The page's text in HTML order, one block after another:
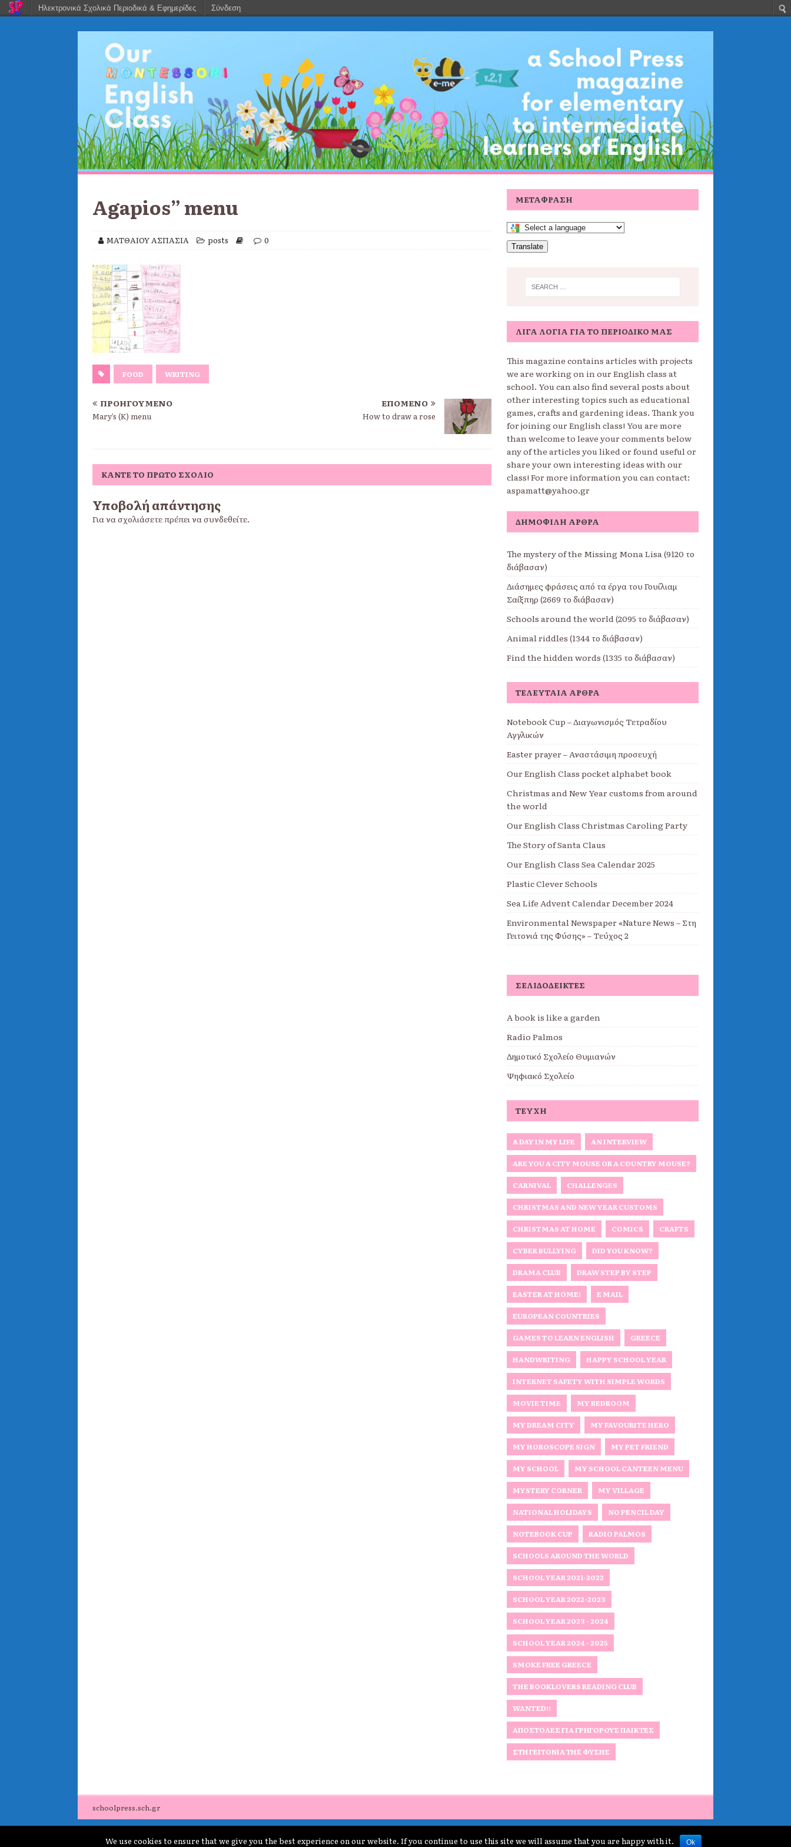
Agapios” menu
ΜΑΤΘΑΙΟΥ ΑΣΠΑΣΙΑ posts 0
FOOD WRITING
ΠΡΟΗΓΟΎΜΕΝΟ
Mary’s (K) menu
ΕΠΌΜΕΝΟ
How to draw a rose
ΚΆΝΤΕ ΤΟ ΠΡΏΤΟ ΣΧΌΛΙΟ
Υποβολή απάντησης
Για να σχολιάσετε πρέπει να συνδεθείτε.
ΜΕΤΆΦΡΑΣΗ
Translate
ΛΊΓΑ ΛΌΓΙΑ ΓΙΑ ΤΟ ΠΕΡΙΟΔΙΚΌ ΜΑΣ
This magazine contains articles with projects
we are working on in our English class at
school. You can also find several posts about
other interesting topics such as educational
games, crafts and gardening ideas. Thank you
for joining our English class! You are more
than welcome to leave your comments below
any of the articles you liked or found useful or
share your own interesting ideas with our
class! For more information you can contact:
aspamatt@yahoo.gr
ΔΗΜΟΦΙΛΉ ΆΡΘΡΑ
The mystery of the Missing Mona Lisa (9120 το
διάβασαν)
Διάσημες φράσεις από τα έργα του Γουίλιαμ
Σαίξπηρ (2669 το διάβασαν)
Schools around the world (2095 το διάβασαν)
Animal riddles (1344 το διάβασαν)
Find the hidden words (1335 το διάβασαν)
ΤΕΛΕΥΤΑΊΑ ΆΡΘΡΑ
Notebook Cup – Διαγωνισμός Τετραδίου
Αγγλικών
Easter prayer – Αναστάσιμη προσευχή
Our English Class pocket alphabet book
Christmas and New Year customs from around
the world
Our English Class Christmas Caroling Party
The Story of Santa Claus
Our English Class Sea Calendar 2025
Plastic Clever Schools
Sea Life Advent Calendar December 2024
Environmental Newspaper «Nature News – Στη
Γειτονιά της Φύσης» – Τεύχος 2
ΣΕΛΙΔΟΔΕΊΚΤΕΣ
A book is like a garden
Radio Palmos
Δημοτικό Σχολείο Θυμιανών
Ψηφιακό Σχολείο
ΤΕΎΧΗ
A DAY IN MY LIFE AN INTERVIEW
ARE YOU A CITY MOUSE OR A COUNTRY MOUSE?
CARNIVAL CHALLENGES
CHRISTMAS AND NEW YEAR CUSTOMS
CHRISTMAS AT HOME COMICS CRAFTS
CYBER BULLYING DID YOU KNOW?
DRAMA CLUB DRAW STEP BY STEP
EASTER AT HOME! E MAIL
EUROPEAN COUNTRIES
GAMES TO LEARN ENGLISH GREECE
HANDWRITING HAPPY SCHOOL YEAR
INTERNET SAFETY WITH SIMPLE WORDS
MOVIE TIME MY BEDROOM
MY DREAM CITY MY FAVOURITE HERO
MY HOROSCOPE SIGN MY PET FRIEND
MY SCHOOL MY SCHOOL CANTEEN MENU
MYSTERY CORNER MY VILLAGE
NATIONAL HOLIDAYS NO PENCIL DAY
NOTEBOOK CUP RADIO PALMOS
SCHOOLS AROUND THE WORLD
SCHOOL YEAR 2021-2022
SCHOOL YEAR 2022-2023
SCHOOL YEAR 2023 - 2024
SCHOOL YEAR 2024 - 2025
SMOKE FREE GREECE
THE BOOKLOVERS READING CLUB
WANTED!!
ΑΠΟΣΤΟΛΈΣ ΓΙΑ ΓΡΉΓΟΡΟΥΣ ΠΑΊΚΤΕΣ
ΣΤΗ ΓΕΙΤΟΝΙΆ ΤΗΣ ΦΎΣΗΣ
schoolpress.sch.gr
Ηλεκτρονικά Σχολικά Περιοδικά & Εφημερίδες Σύνδεση
We use cookies to ensure that we give you the best experience on our website. If you continue to use this site we will assume that you are happy with it. Ok